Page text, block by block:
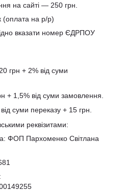
на сайті — 250 грн.
(оплата на р/р)
вказати номер ЄДРПОУ
грн + 2% від суми
+ 1,5% від суми замовлення.
суми переказу + 15 грн.
реквізитами:
ФОП Пархоменко Світлана